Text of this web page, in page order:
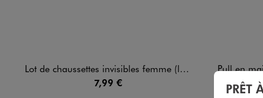
Lot de chaussettes invisibles femme (lot de 5 paires)
7,99 €
Pull en
PRÊT